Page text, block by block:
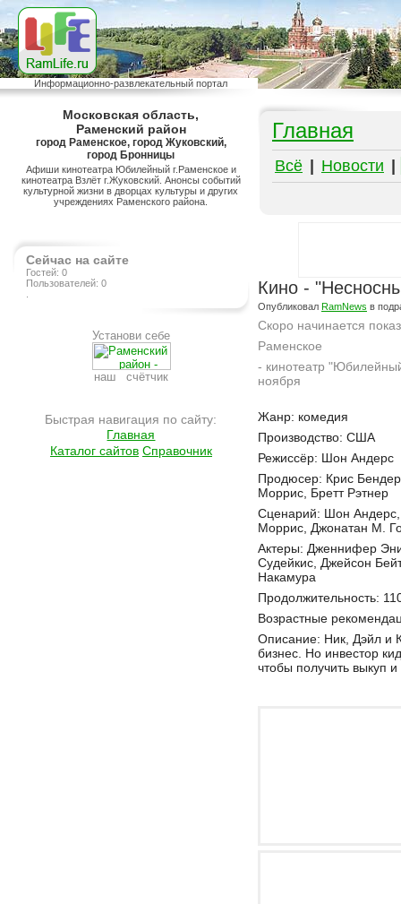
Информационно-развлекательный портал
Московская область,
Раменский район
город Раменское, город Жуковский,
город Бронницы
Афиши кинотеатра Юбилейный г.Раменское и
кинотеатра Взлёт г.Жуковский. Анонсы событий
культурной жизни в дворцах культуры и других
учреждениях Раменского района.
Сейчас на сайте
Гостей: 0
Пользователей: 0
Установи себе
наш счётчик
Быстрая навигация по сайту:
Главная
Каталог сайтов Справочник
Главная
Всё Новости
Кино -
Опубликовал RamNews в
Скоро начинается
Раменское
- кинотеатр
ноября
Жанр: комедия
Производство: США
Режиссёр: Шон Андерс
Продюсер: Крис
Моррис, Бретт Рэтнер
Сценарий: Шон
Моррис, Джонатан М.
Актеры: Дженнифер
Судейкис, Джейсон
Накамура
Продолжительность:
Возрастные
Описание: Ник, Дэйл и
бизнес. Но инвестор
чтобы получить выкуп